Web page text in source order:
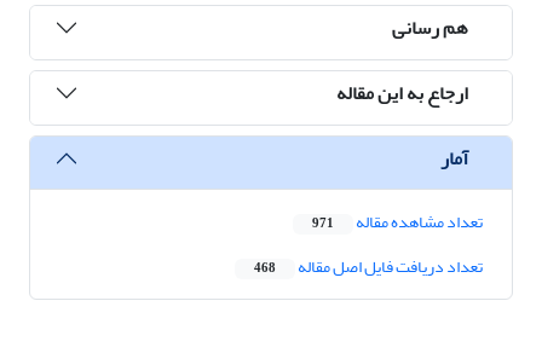
هم رسانی
ارجاع به این مقاله
آمار
تعداد مشاهده مقاله 971
تعداد دریافت فایل اصل مقاله 468